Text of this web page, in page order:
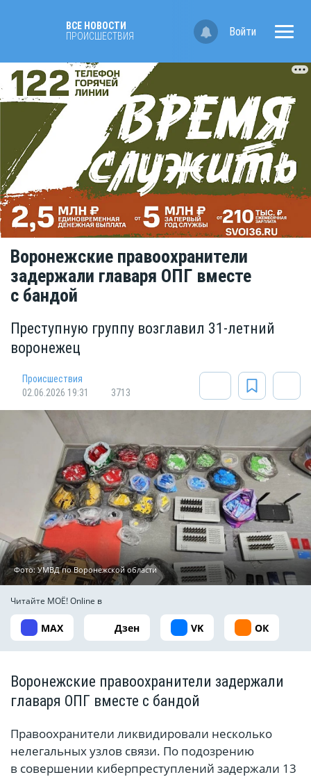
ВСЕ НОВОСТИ
ПРОИСШЕСТВИЯ
Войти
Воронежские правоохранители
задержали главаря ОПГ вместе
с бандой
Преступную группу возглавил 31-летний
воронежец
Происшествия
02.06.2026 19:31
3713
Фото: УМВД по Воронежской области
Читайте МОЁ! Online в
MAX Дзен VK ОК
Воронежские правоохранители задержали
главаря ОПГ вместе с бандой
Правоохранители ликвидировали несколько
нелегальных узлов связи. По подозрению
в совершении киберпреступлений задержали 13